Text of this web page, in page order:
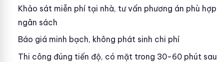
Khảo sát miễn phí tại nhà, tư vấn phương án phù hợp
ngân sách
Báo giá minh bạch, không phát sinh chi phí
Thi công đúng tiến độ, có mặt trong 30-60 phút sau